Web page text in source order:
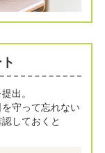
出。
守って忘れない
しておくと